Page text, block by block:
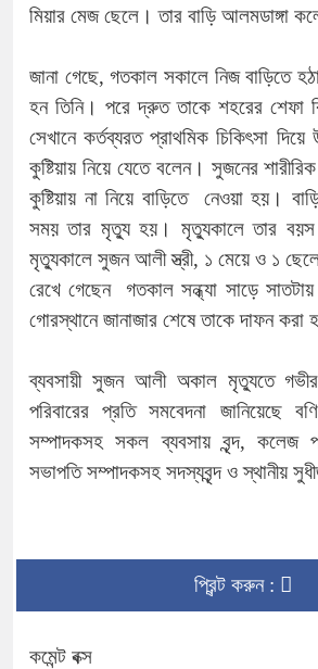
মিয়ার মেজ ছেলে। তার বাড়ি আলমডাঙ্গা
জানা গেছে, গতকাল সকালে নিজ বাড়িতে
হন তিনি। পরে দ্রুত তাকে শহরের শেফা
সেখানে কর্তব্যরত প্রাথমিক চিকিৎসা
কুষ্টিয়ায় নিয়ে যেতে বলেন। সুজনের
কুষ্টিয়ায় না নিয়ে বাড়িতে নেওয়া হয়।
সময় তার মৃত্যু হয়। মৃত্যুকালে তার
মৃত্যুকালে সুজন আলী স্ত্রী, ১ মেয়ে ও ১
রেখে গেছেন গতকাল সন্ধ্যা সাড়ে
গোরস্থানে জানাজার শেষে তাকে দাফন করা
ব্যবসায়ী সুজন আলী অকাল মৃত্যুতে
পরিবারের প্রতি সমবেদনা জানিয়েছে
সম্পাদকসহ সকল ব্যবসায় বৃন্দ, কলেজ
সভাপতি সম্পাদকসহ সদস্যবৃন্দ ও স্থানীয়
প্রিন্ট করুন :
কমেন্ট বক্স